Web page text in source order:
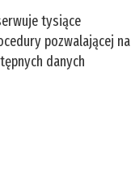
tysiące
pozwalającej na
danych